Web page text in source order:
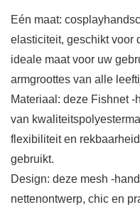
Eén maat:
elasticiteit, geschikt voor
ideale maat voor uw
armgroottes van alle
Materiaal: deze Fishnet
van
flexibiliteit en
gebruikt.
Design: deze mesh -
nettenontwerp, chic en